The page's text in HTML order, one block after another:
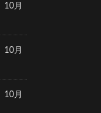
10月
10月
10月